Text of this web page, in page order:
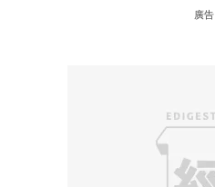
廣告